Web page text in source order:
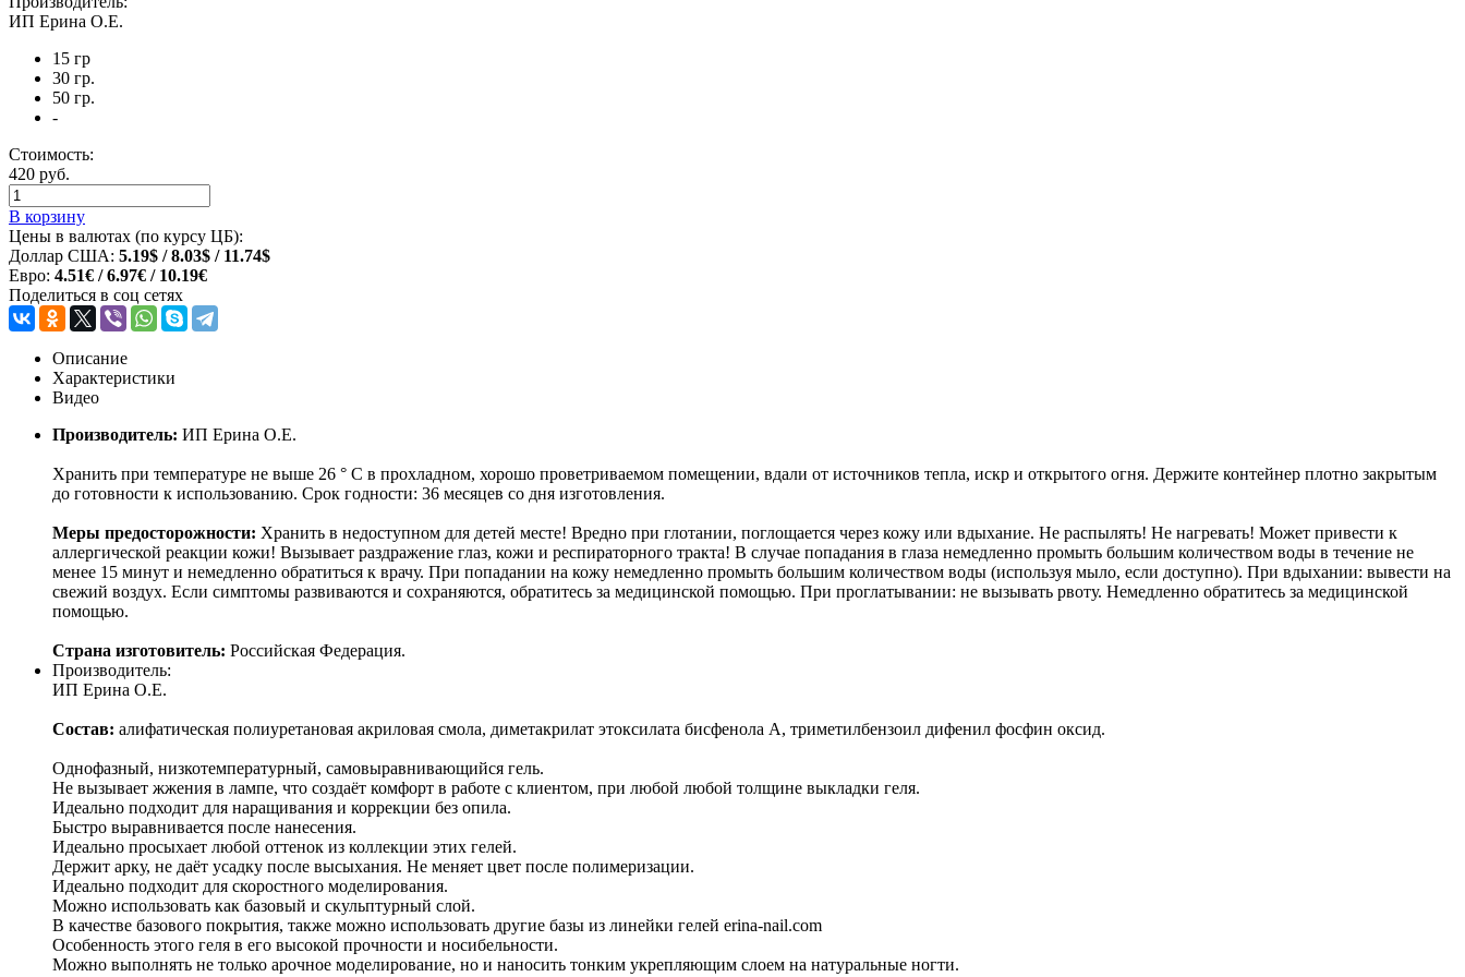
ИП Ерина О.Е.
15 гр
30 гр.
50 гр.
-
Стоимость:
420 руб.
В корзину
Цены в валютах (по курсу ЦБ):
Доллар США: 5.19$ / 8.03$ / 11.74$
Евро: 4.51€ / 6.97€ / 10.19€
Поделиться в соц сетях
Описание
Характеристики
Видео
Производитель: ИП Ерина О.Е.
Хранить при температуре не выше 26 ° C в прохладном, хорошо проветриваемом помещении, вдали от источников тепла, искр и открытого огня. Держите контейнер плотно закрытым
до готовности к использованию. Срок годности: 36 месяцев со дня изготовления.
Меры предосторожности: Хранить в недоступном для детей месте! Вредно при глотании, поглощается через кожу или вдыхание. Не распылять! Не нагревать! Может привести к
аллергической реакции кожи! Вызывает раздражение глаз, кожи и респираторного тракта! В случае попадания в глаза немедленно промыть большим количеством воды в течение не
менее 15 минут и немедленно обратиться к врачу. При попадании на кожу немедленно промыть большим количеством воды (используя мыло, если доступно). При вдыхании: вывести на
свежий воздух. Если симптомы развиваются и сохраняются, обратитесь за медицинской помощью. При проглатывании: не вызывать рвоту. Немедленно обратитесь за медицинской
помощью.
Страна изготовитель: Российская Федерация.
Производитель:
ИП Ерина О.Е.
Состав: алифатическая полиуретановая акриловая смола, диметакрилат этоксилата бисфенола А, триметилбензоил дифенил фосфин оксид.
Однофазный, низкотемпературный, самовыравнивающийся гель.
Не вызывает жжения в лампе, что создаёт комфорт в работе с клиентом, при любой любой толщине выкладки геля.
Идеально подходит для наращивания и коррекции без опила.
Быстро выравнивается после нанесения.
Идеально просыхает любой оттенок из коллекции этих гелей.
Держит арку, не даёт усадку после высыхания. Не меняет цвет после полимеризации.
Идеально подходит для скоростного моделирования.
Можно использовать как базовый и скульптурный слой.
В качестве базового покрытия, также можно использовать другие базы из линейки гелей erina-nail.com
Особенность этого геля в его высокой прочности и носибельности.
Можно выполнять не только арочное моделирование, но и наносить тонким укрепляющим слоем на натуральные ногти.